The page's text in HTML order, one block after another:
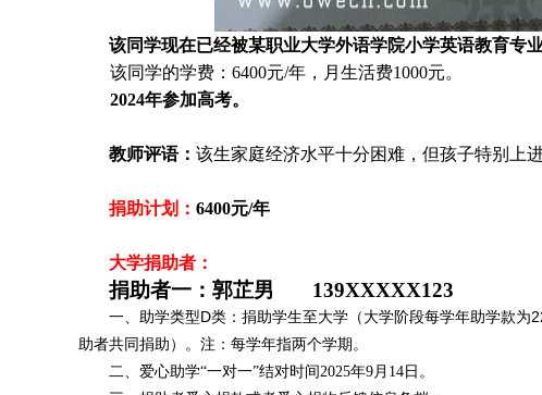
该同学现在已经被某职业大学外语学院小学英语教育专
该同学的学费： 6400元/年，月生活费1000元。
2024年参加高考。
教师评语： 该生家庭经济水平十分困难，但孩子特别上
捐助计划： 6400元/年
大学捐助者：
捐助者一：郭芷男 139XXXXX123
一、助学类型D类：捐助学生至大学（大学阶段每学年助学款
助者共同捐助）。注：每学年指两个学期。
二、爱心助学“一对一”结对时间2025年9月14日。